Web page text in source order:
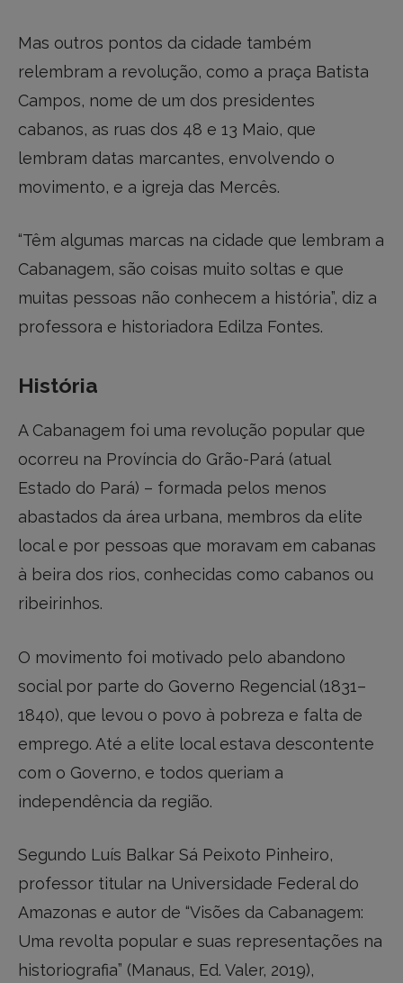
Mas outros pontos da cidade também
relembram a revolução, como a praça Batista
Campos, nome de um dos presidentes
cabanos, as ruas dos 48 e 13 Maio, que
lembram datas marcantes, envolvendo o
movimento, e a igreja das Mercês.
“Têm algumas marcas na cidade que lembram a
Cabanagem, são coisas muito soltas e que
muitas pessoas não conhecem a história”, diz a
professora e historiadora Edilza Fontes.
História
A Cabanagem foi uma revolução popular que
ocorreu na Província do Grão-Pará (atual
Estado do Pará) – formada pelos menos
abastados da área urbana, membros da elite
local e por pessoas que moravam em cabanas
à beira dos rios, conhecidas como cabanos ou
ribeirinhos.
O movimento foi motivado pelo abandono
social por parte do Governo Regencial (1831–
1840), que levou o povo à pobreza e falta de
emprego. Até a elite local estava descontente
com o Governo, e todos queriam a
independência da região.
Segundo Luís Balkar Sá Peixoto Pinheiro,
professor titular na Universidade Federal do
Amazonas e autor de “Visões da Cabanagem:
Uma revolta popular e suas representações na
historiografia” (Manaus, Ed. Valer, 2019),